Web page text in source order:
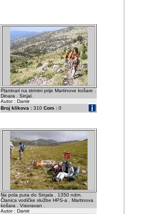
Planinari na strmini prije Martinove košare .
Dinara . Sinjal.
Autor : Damir
Broj klikova : 310 Com : 0
Na pola puta do Sinjala . 1350 ndm.
Članica vodičke službe HPS-a . Martinova
košara . Visoravan .
Autor : Damir